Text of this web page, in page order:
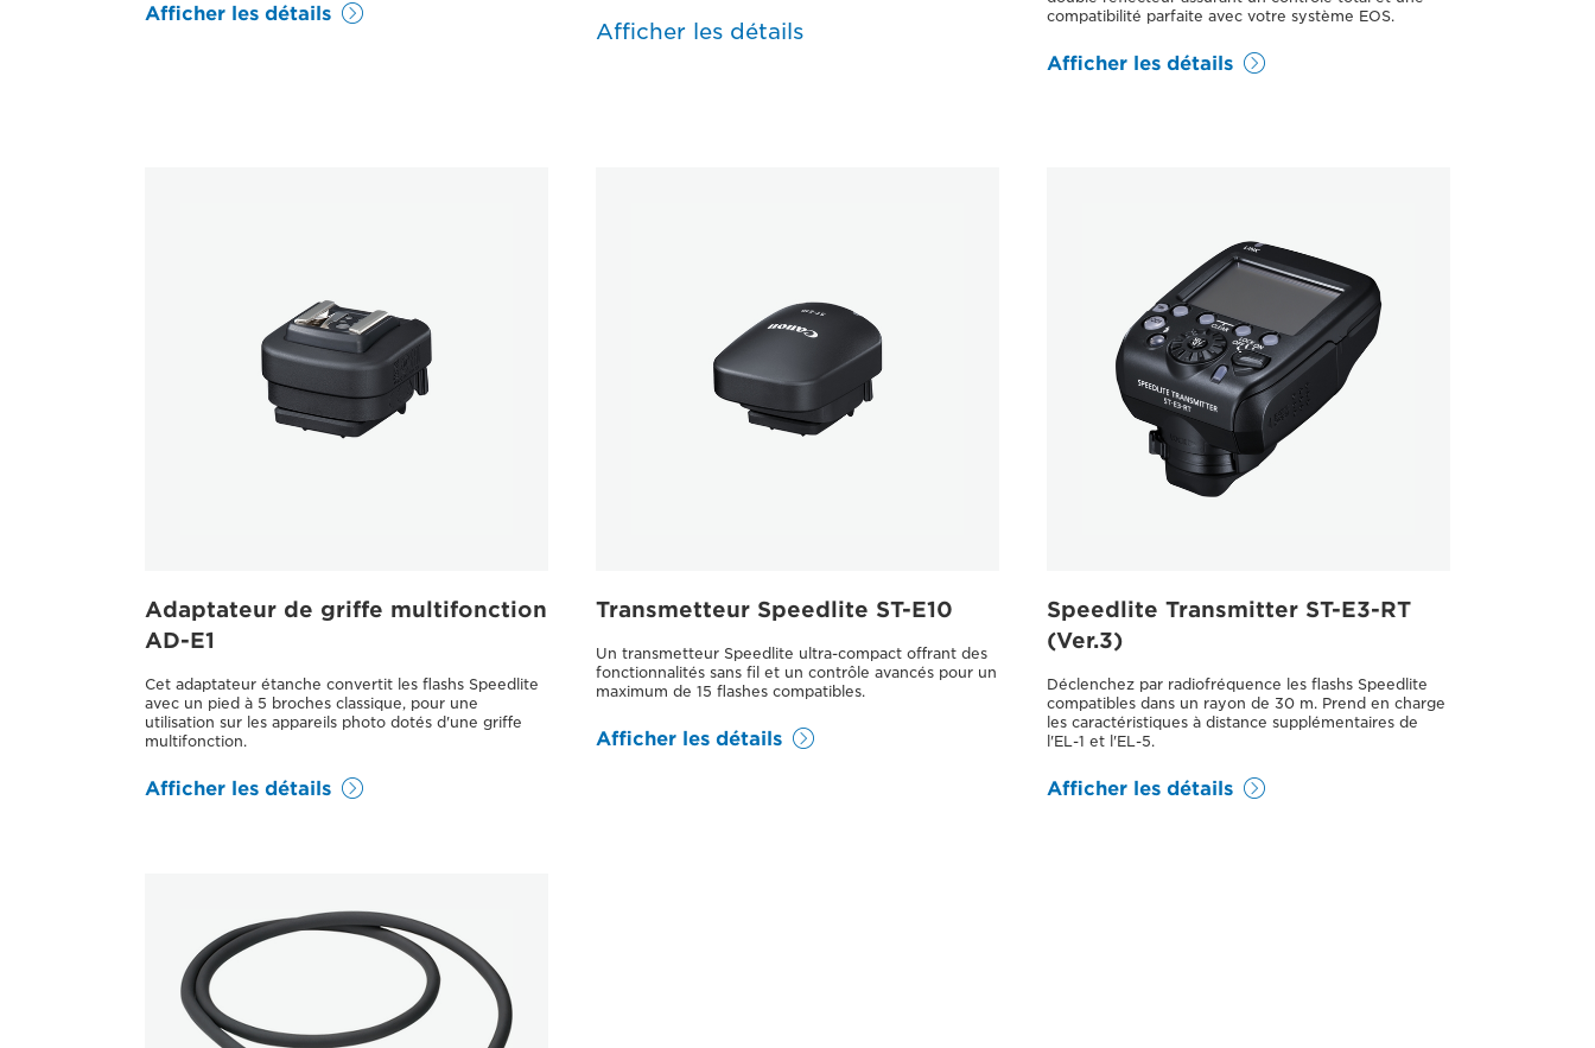
Afficher les détails
Afficher les détails
compatibilité parfaite avec votre système EOS.
Afficher les détails
Adaptateur de griffe multifonction
AD-E1
Cet adaptateur étanche convertit les flashs Speedlite
avec un pied à 5 broches classique, pour une
utilisation sur les appareils photo dotés d'une griffe
multifonction.
Afficher les détails
Transmetteur Speedlite ST-E10
Un transmetteur Speedlite ultra-compact offrant des
fonctionnalités sans fil et un contrôle avancés pour un
maximum de 15 flashes compatibles.
Afficher les détails
Speedlite Transmitter ST-E3-RT
(Ver.3)
Déclenchez par radiofréquence les flashs Speedlite
compatibles dans un rayon de 30 m. Prend en charge
les caractéristiques à distance supplémentaires de
l'EL-1 et l'EL-5.
Afficher les détails